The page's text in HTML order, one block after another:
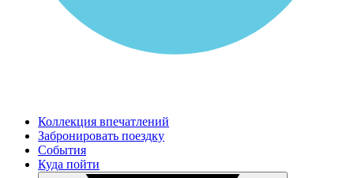
Коллекция впечатлений
Забронировать поездку
События
Куда пойти